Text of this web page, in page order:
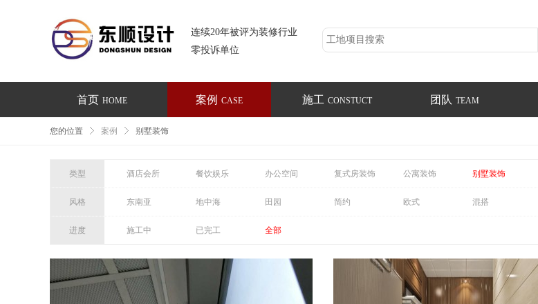
连续20年被评为装修行业
零投诉单位
首页 HOME 案例 CASE 施工 CONSTUCT 团队 TEAM
您的位置 案例 别墅装饰
类型 酒店会所 餐饮娱乐 办公空间 复式房装饰 公寓装饰 别墅装饰
风格 东南亚 地中海 田园 简约 欧式 混搭
进度 施工中 已完工 全部